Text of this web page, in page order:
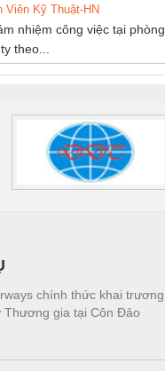
1K5.4
Giá
Viên Kỹ Thuật-HN
nhiệm công việc tại phòng
theo...
chính thức khai trương
Thương gia tại Côn Đảo